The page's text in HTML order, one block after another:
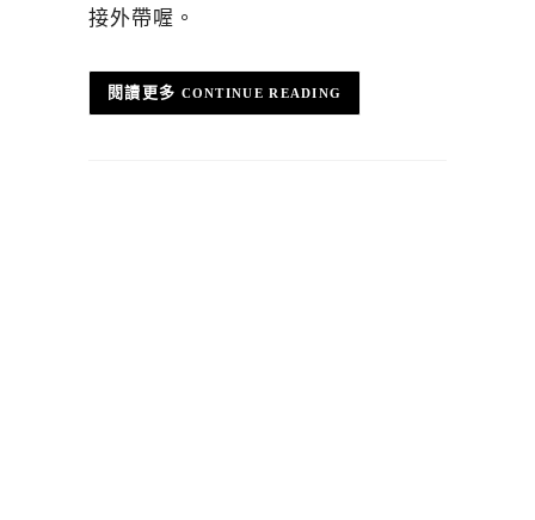
接外帶喔。
CONTINUE READING